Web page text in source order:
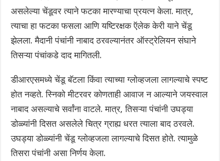
असलेल्या चेंडूवर त्याने फटका मारण्याचा प्रयत्न केला. मात्र,
त्याचा हा फटका फसला आणि यष्टिरक्षक ऍलेक केरी याने चेंडू
झेलला. मैदानी पंचांनी नाबाद ठरवल्यानंतर ऑस्ट्रेलियन संघाने
तिसऱ्या पंचांकडे दाद मागितली.
डीआरएसमध्ये चेंडू बॅटला किंवा त्याच्या ग्लोव्हजला लागल्याचे स्पष्ट
होत नव्हते. स्निको मीटरवर कोणताही आवाज न आल्याने जयस्वाल
नाबाद असल्याचे सर्वांना वाटले. मात्र, तिसऱ्या पंचांनी उघड्या
डोळ्यांनी दिसत असलेले चित्र ग्राह्य धरत त्याला बाद ठरवले.
उघड्या डोळ्यांनी चेंडू ग्लोव्हजला लागल्याचे दिसत होते. त्यामुळे
तिसरा पंचांनी असा निर्णय केला.